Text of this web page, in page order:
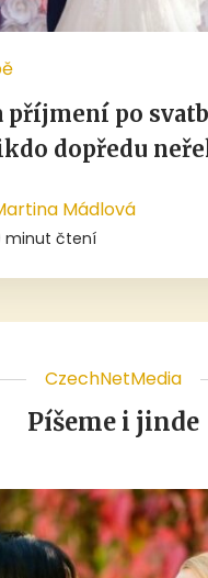
příjmení po
dopředu
Mádlová
minut čtení
CzechNetMedia
Píšeme i jinde